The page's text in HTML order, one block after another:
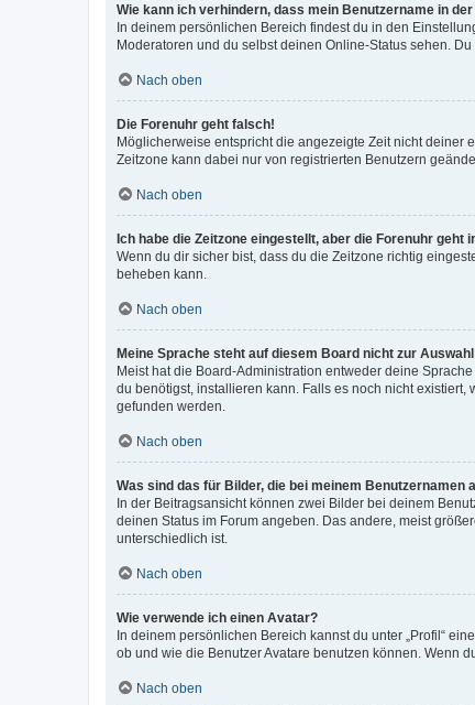
Wie kann ich verhindern, dass mein Benutzername in
In deinem persönlichen Bereich findest du in den
Moderatoren und du selbst deinen Online-Status sehen.
Nach oben
Die Forenuhr geht falsch!
Möglicherweise entspricht die angezeigte Zeit nicht deiner
Zeitzone kann dabei nur von registrierten Benutzern
Nach oben
Ich habe die Zeitzone eingestellt, aber die Forenuhr geht
Wenn du dir sicher bist, dass du die Zeitzone richtig
beheben kann.
Nach oben
Meine Sprache steht auf diesem Board nicht zur
Meist hat die Board-Administration entweder deine
du benötigst, installieren kann. Falls es noch nicht
gefunden werden.
Nach oben
Was sind das für Bilder, die bei meinem Benutzernamen
In der Beitragsansicht können zwei Bilder bei deinem
deinen Status im Forum angeben. Das andere, meist
unterschiedlich ist.
Nach oben
Wie verwende ich einen Avatar?
In deinem persönlichen Bereich kannst du unter „Profil“
ob und wie die Benutzer Avatare benutzen können. Wenn
Nach oben